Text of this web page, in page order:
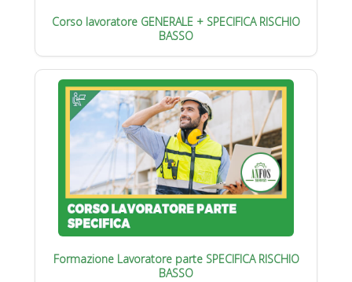
Corso lavoratore GENERALE + SPECIFICA RISCHIO
BASSO
Formazione Lavoratore parte SPECIFICA RISCHIO
BASSO